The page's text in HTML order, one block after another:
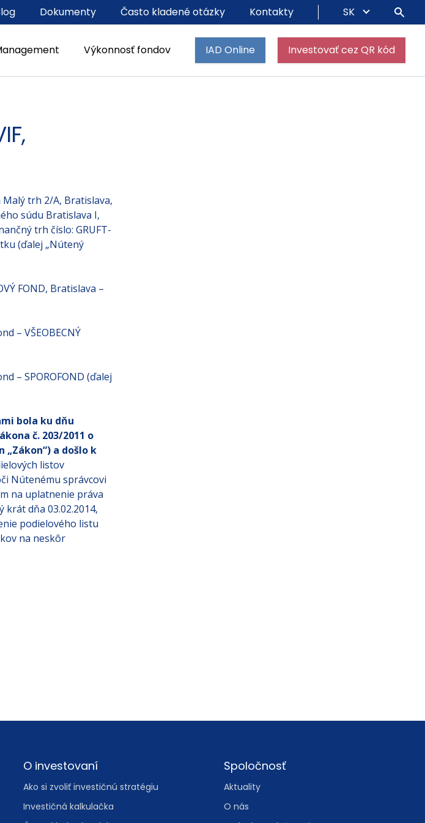
Výkonnosť fondov IAD Online Investovať cez QR kód
Dokumenty Často kladené otázky Kontakty SK
trh 2/A, Bratislava,
súdu Bratislava I,
trh číslo: GRUFT-
(ďalej „Nútený
FOND, Bratislava –
– VŠEOBECNÝ
– SPOROFOND (ďalej
bola ku dňu
č. 203/2011 o
a došlo k
listov
Nútenému správcovi
na uplatnenie práva
dňa 03.02.2014,
podielového listu
na neskôr
O investovaní
Ako si zvoliť investičnú stratégiu
Investičná kalkulačka
Spoločnosť
Aktuality
O nás